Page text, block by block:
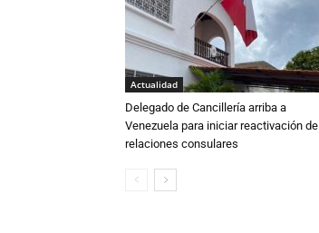
Actualidad
Delegado de Cancillería arriba a
Venezuela para iniciar reactivación de
relaciones consulares